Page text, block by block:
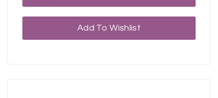
Add To Wishlist